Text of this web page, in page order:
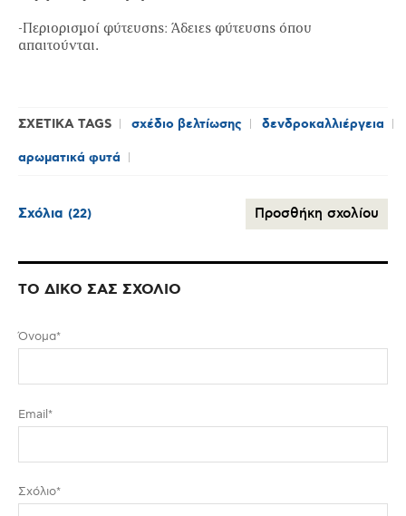
-Περιορισμοί φύτευσης: Άδειες φύτευσης όπου
απαιτούνται.
ΣΧΕΤΙΚΑ TAGS σχέδιο βελτίωσης δενδροκαλλιέργεια
αρωματικά φυτά
Σχόλια (22) Προσθήκη σχολίου
ΤΟ ΔΙΚΟ ΣΑΣ ΣΧΟΛΙΟ
Όνομα*
Email*
Σχόλιο*